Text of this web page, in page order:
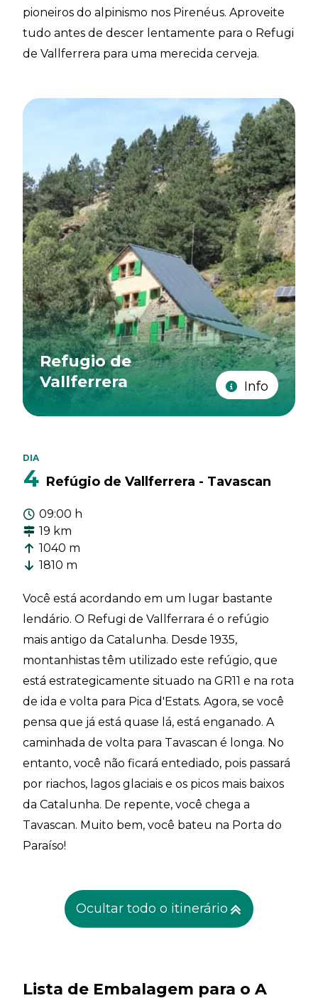
pioneiros do alpinismo nos Pirenéus. Aproveite
tudo antes de descer lentamente para o Refugi
de Vallferrera para uma merecida cerveja.
Refugio de
Vallferrera
Info
DIA
4 Refúgio de Vallferrera - Tavascan
09:00 h
19 km
1040 m
1810 m
Você está acordando em um lugar bastante
lendário. O Refugi de Vallferrara é o refúgio
mais antigo da Catalunha. Desde 1935,
montanhistas têm utilizado este refúgio, que
está estrategicamente situado na GR11 e na rota
de ida e volta para Pica d'Estats. Agora, se você
pensa que já está quase lá, está enganado. A
caminhada de volta para Tavascan é longa. No
entanto, você não ficará entediado, pois passará
por riachos, lagos glaciais e os picos mais baixos
da Catalunha. De repente, você chega a
Tavascan. Muito bem, você bateu na Porta do
Paraíso!
Ocultar todo o itinerário
Lista de Embalagem para o A